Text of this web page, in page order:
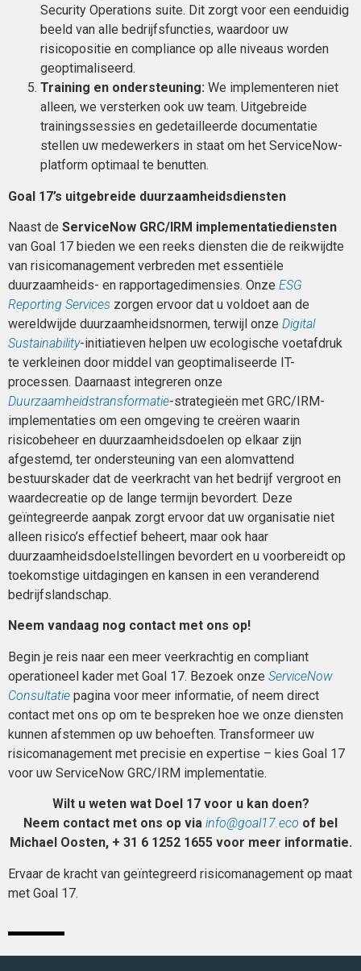
Security Operations suite. Dit zorgt voor een eenduidig
beeld van alle bedrijfsfuncties, waardoor uw
risicopositie en compliance op alle niveaus worden
geoptimaliseerd.
Training en ondersteuning: We implementeren niet
alleen, we versterken ook uw team. Uitgebreide
trainingssessies en gedetailleerde documentatie
stellen uw medewerkers in staat om het ServiceNow-
platform optimaal te benutten.
Goal 17’s uitgebreide duurzaamheidsdiensten
Naast de ServiceNow GRC/IRM implementatiediensten
van Goal 17 bieden we een reeks diensten die de reikwijdte
van risicomanagement verbreden met essentiële
duurzaamheids- en rapportagedimensies. Onze ESG
Reporting Services zorgen ervoor dat u voldoet aan de
wereldwijde duurzaamheidsnormen, terwijl onze Digital
Sustainability-initiatieven helpen uw ecologische voetafdruk
te verkleinen door middel van geoptimaliseerde IT-
processen. Daarnaast integreren onze
Duurzaamheidstransformatie-strategieën met GRC/IRM-
implementaties om een omgeving te creëren waarin
risicobeheer en duurzaamheidsdoelen op elkaar zijn
afgestemd, ter ondersteuning van een alomvattend
bestuurskader dat de veerkracht van het bedrijf vergroot en
waardecreatie op de lange termijn bevordert. Deze
geïntegreerde aanpak zorgt ervoor dat uw organisatie niet
alleen risico’s effectief beheert, maar ook haar
duurzaamheidsdoelstellingen bevordert en u voorbereidt op
toekomstige uitdagingen en kansen in een veranderend
bedrijfslandschap.
Neem vandaag nog contact met ons op!
Begin je reis naar een meer veerkrachtig en compliant
operationeel kader met Goal 17. Bezoek onze ServiceNow
Consultatie pagina voor meer informatie, of neem direct
contact met ons op om te bespreken hoe we onze diensten
kunnen afstemmen op uw behoeften. Transformeer uw
risicomanagement met precisie en expertise – kies Goal 17
voor uw ServiceNow GRC/IRM implementatie.
Wilt u weten wat Doel 17 voor u kan doen?
Neem contact met ons op via info@goal17.eco of bel
Michael Oosten, + 31 6 1252 1655 voor meer informatie.
Ervaar de kracht van geïntegreerd risicomanagement op maat
met Goal 17.